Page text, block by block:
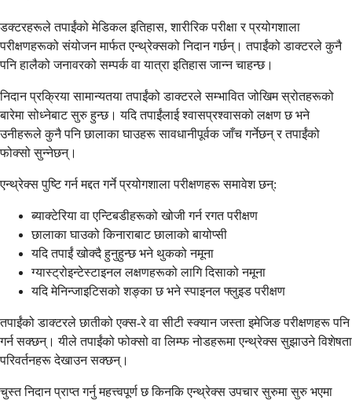
डक्टरहरूले तपाईंको मेडिकल इतिहास, शारीरिक परीक्षा र प्रयोगशाला
परीक्षणहरूको संयोजन मार्फत एन्थ्रेक्सको निदान गर्छन्। तपाईंको डाक्टरले कुनै
पनि हालैको जनावरको सम्पर्क वा यात्रा इतिहास जान्न चाहन्छ।
निदान प्रक्रिया सामान्यतया तपाईंको डाक्टरले सम्भावित जोखिम स्रोतहरूको
बारेमा सोध्नेबाट सुरु हुन्छ। यदि तपाईंलाई श्वासप्रश्वासको लक्षण छ भने
उनीहरूले कुनै पनि छालाका घाउहरू सावधानीपूर्वक जाँच गर्नेछन् र तपाईंको
फोक्सो सुन्नेछन्।
एन्थ्रेक्स पुष्टि गर्न मद्दत गर्ने प्रयोगशाला परीक्षणहरू समावेश छन्:
ब्याक्टेरिया वा एन्टिबडीहरूको खोजी गर्न रगत परीक्षण
छालाका घाउको किनाराबाट छालाको बायोप्सी
यदि तपाईं खोक्दै हुनुहुन्छ भने थुकको नमूना
ग्यास्ट्रोइन्टेस्टाइनल लक्षणहरूको लागि दिसाको नमूना
यदि मेनिन्जाइटिसको शङ्का छ भने स्पाइनल फ्लुइड परीक्षण
तपाईंको डाक्टरले छातीको एक्स-रे वा सीटी स्क्यान जस्ता इमेजिङ परीक्षणहरू पनि
गर्न सक्छन्। यीले तपाईंको फोक्सो वा लिम्फ नोडहरूमा एन्थ्रेक्स सुझाउने विशेषता
परिवर्तनहरू देखाउन सक्छन्।
चुस्त निदान प्राप्त गर्नु महत्त्वपूर्ण छ किनकि एन्थ्रेक्स उपचार सुरुमा सुरु भएमा